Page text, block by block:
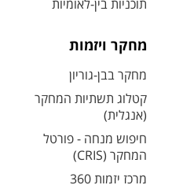
תוכניות בין-לאומיות
מחקר ויזמות
מחקר בבן-גוריון
קטלוג תשתיות המחקר
(אנגלית)
חיפוש מנחה - פורטל
המחקר (CRIS)
מרכז יזמות 360